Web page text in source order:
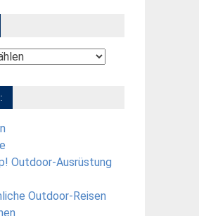
Outdoor-Ausrüstung
Outdoor-Reisen